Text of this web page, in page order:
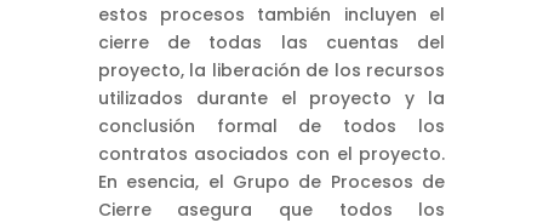
estos procesos también incluyen el
cierre de todas las cuentas del
proyecto, la liberación de los recursos
utilizados durante el proyecto y la
conclusión formal de todos los
contratos asociados con el proyecto.
En esencia, el Grupo de Procesos de
Cierre asegura que todos los